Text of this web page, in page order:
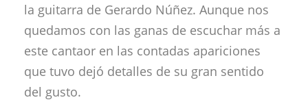
la guitarra de Gerardo Núñez. Aunque nos
quedamos con las ganas de escuchar más a
este cantaor en las contadas apariciones
que tuvo dejó detalles de su gran sentido
del gusto.